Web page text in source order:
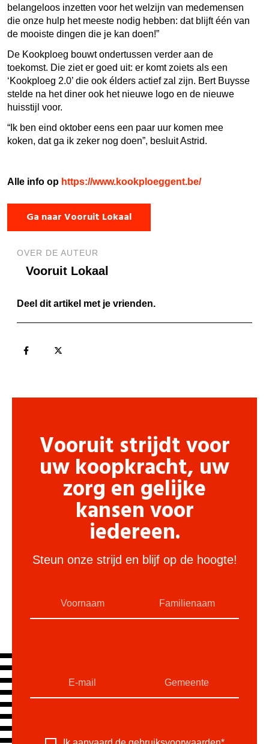
belangeloos inzetten voor het welzijn van medemensen
die onze hulp het meeste nodig hebben: dat blijft één van
de mooiste dingen die je kan doen!”
De Kookploeg bouwt ondertussen verder aan de
toekomst. Die ziet er goed uit: er komt zoiets als een
‘Kookploeg 2.0’ die ook élders actief zal zijn. Bert Buysse
stelde na het diner ook het nieuwe logo en de nieuwe
huisstijl voor.
“Ik ben eind oktober eens een paar uur komen mee
koken, dat ga ik zeker nog doen”, besluit Astrid.
Alle info op https://www.kookploeggent.be/
Ga naar Vooruit Lokaal
OVER DE AUTEUR
Vooruit Lokaal
Deel dit artikel met je vrienden.
Vooruit strijdt voor
uw koopkracht, uw
zorg en gelijke
kansen voor
iedereen.
Steun onze strijd en blijf op de hoogte!